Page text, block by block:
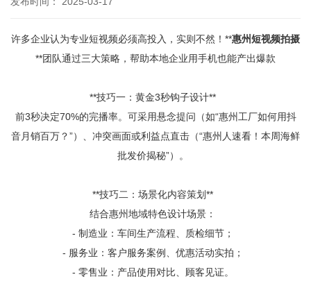
许多企业认为专业短视频必须高投入，实则不然！**惠州短视频拍摄
**团队通过三大策略，帮助本地企业用手机也能产出爆款
**技巧一：黄金3秒钩子设计**
前3秒决定70%的完播率。可采用悬念提问（如“惠州工厂如何用抖
音月销百万？”）、冲突画面或利益点直击（“惠州人速看！本周海鲜
批发价揭秘”）。
**技巧二：场景化内容策划**
结合惠州地域特色设计场景：
- 制造业：车间生产流程、质检细节；
- 服务业：客户服务案例、优惠活动实拍；
- 零售业：产品使用对比、顾客见证。